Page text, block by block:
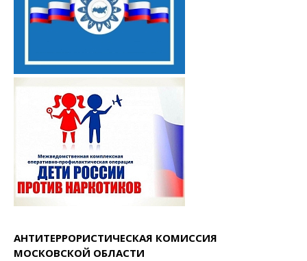
АНТИТЕРРОРИСТИЧЕСКАЯ КОМИССИЯ
МОСКОВСКОЙ ОБЛАСТИ